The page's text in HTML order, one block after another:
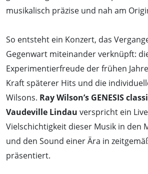
musikalisch präzise und nah am
So entsteht ein Konzert, das
Gegenwart miteinander verknüpft:
Experimentierfreude der frühen
Kraft späterer Hits und die
Wilsons. Ray Wilson’s GENESIS
Vaudeville Lindau verspricht ein
Vielschichtigkeit dieser Musik in den
und den Sound einer Ära in
präsentiert.